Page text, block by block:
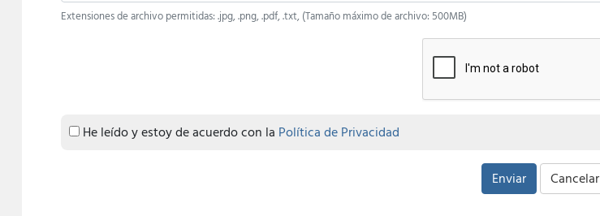
Extensiones de archivo permitidas: .jpg, .png, .pdf, .txt, (Tamaño máximo de archivo: 500MB)
He leído y estoy de acuerdo con la Política de Privacidad
Enviar Cancelar